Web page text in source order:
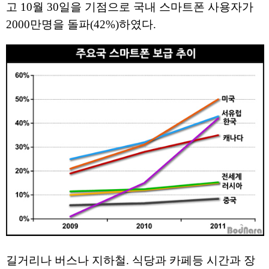
고 10월 30일을 기점으로 국내 스마트폰 사용자가
2000만명을 돌파(42%)하였다.
길거리나 버스나 지하철. 식당과 카페등 시간과 장